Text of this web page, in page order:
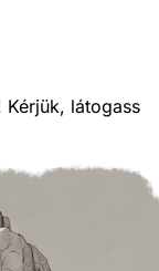
látogass